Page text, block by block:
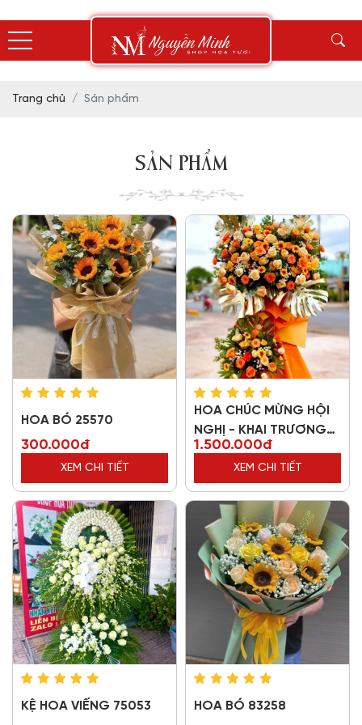
Trang chủ Sản phẩm
SẢN PHẨM
HOA BÓ 25570
300.000đ
XEM CHI TIẾT
HOA CHÚC MỪNG HỘI
NGHỊ - KHAI TRƯƠNG
39005
1.500.000đ
XEM CHI TIẾT
KỆ HOA VIẾNG 75053 HOA BÓ 83258